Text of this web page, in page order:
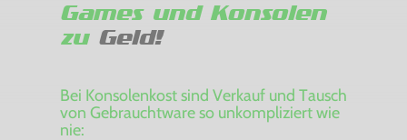
Games und Konsolen
zuGeld!
Bei Konsolenkost sind Verkauf und Tausch
von Gebrauchtware so unkompliziert wie
nie: